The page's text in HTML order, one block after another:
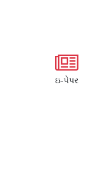
ઇ-પેપર